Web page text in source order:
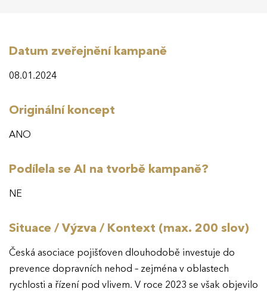
Datum zveřejnění kampaně
08.01.2024
Originální koncept
ANO
Podílela se AI na tvorbě kampaně?
NE
Situace / Výzva / Kontext (max. 200 slov)
Česká asociace pojišťoven dlouhodobě investuje do
prevence dopravních nehod – zejména v oblastech
rychlosti a řízení pod vlivem. V roce 2023 se však objevilo